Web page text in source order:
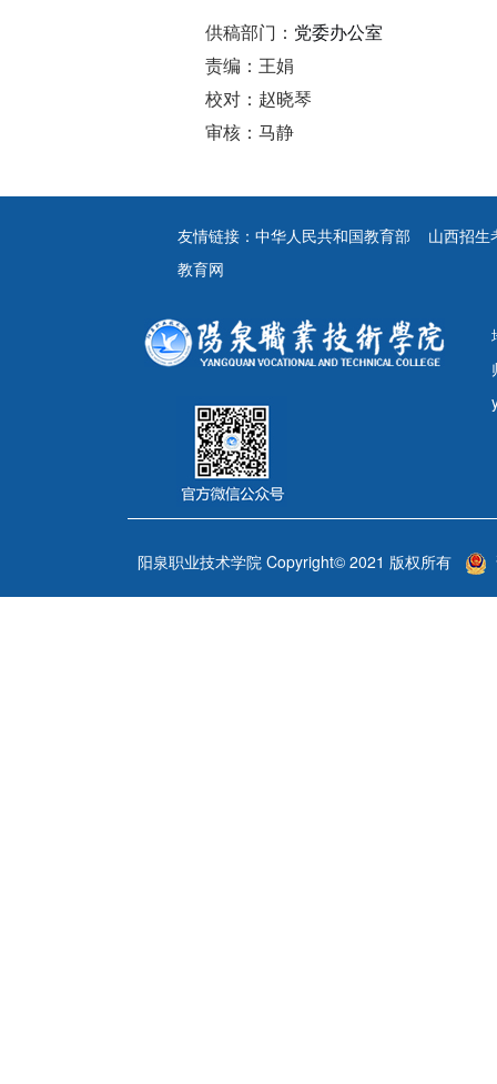
供稿部门： 党委办公室
责编：王娟
校对：赵晓琴
审核：马静
友情链接： 中华人民共和国教育部
山西招生
教育网
阳泉职业技术学院 Copyright© 2021 版权所有